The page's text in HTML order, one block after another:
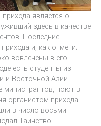
является о.
здесь в качестве
Последние
и, как отметил
вовлечены в его
есть студенты из
и Восточной Азии.
министрантов, поют в
органистом прихода.
в число восьми
Таинство